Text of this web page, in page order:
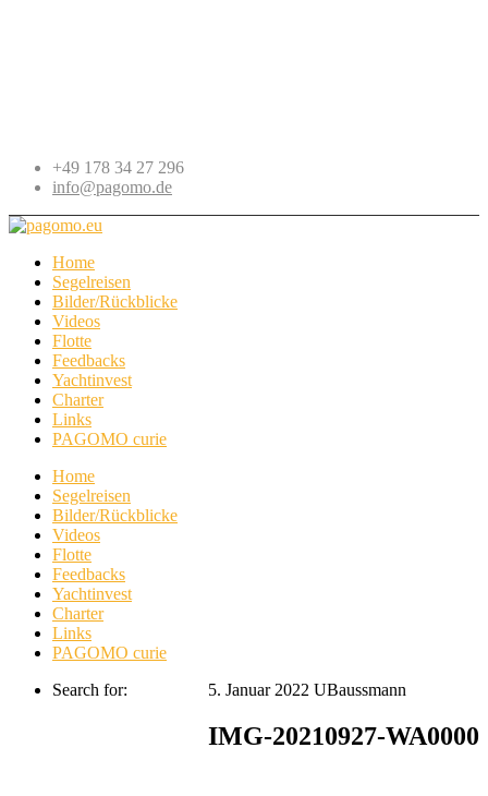
+49 178 34 27 296
info@pagomo.de
Home
Segelreisen
Bilder/Rückblicke
Videos
Flotte
Feedbacks
Yachtinvest
Charter
Links
PAGOMO curie
Home
Segelreisen
Bilder/Rückblicke
Videos
Flotte
Feedbacks
Yachtinvest
Charter
Links
PAGOMO curie
5. Januar 2022 UBaussmann
IMG-20210927-WA0000
Search for: